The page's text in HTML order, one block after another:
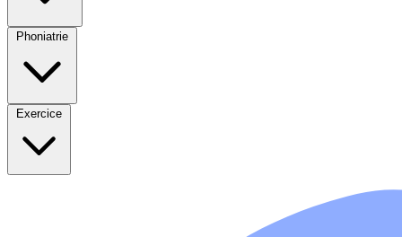
Phoniatrie
Exercice